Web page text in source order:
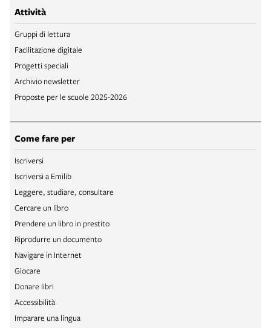
Attività
Gruppi di lettura
Facilitazione digitale
Progetti speciali
Archivio newsletter
Proposte per le scuole 2025-2026
Come fare per
Iscriversi
Iscriversi a Emilib
Leggere, studiare, consultare
Cercare un libro
Prendere un libro in prestito
Riprodurre un documento
Navigare in Internet
Giocare
Donare libri
Accessibilità
Imparare una lingua